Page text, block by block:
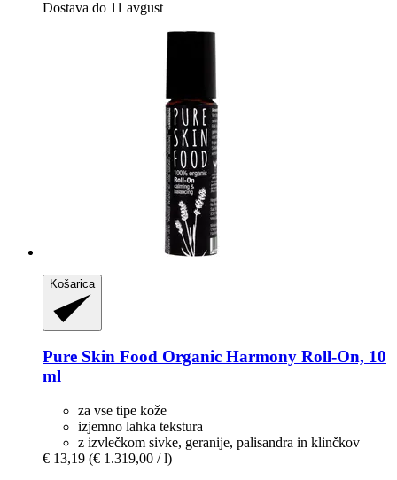
Dostava do 11 avgust
Košarica
Pure Skin Food Organic Harmony Roll-​On, 10
ml
za vse tipe kože
izjemno lahka tekstura
z izvlečkom sivke, geranije, palisandra in klinčkov
€ 13,19 (€ 1.319,00 / l)